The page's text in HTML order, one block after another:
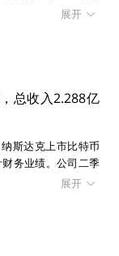
发出提示前约 7
美元。 相关出售期
算。 本月另一大比
储备公司 Strategy
，所得约 1.05 亿美
比特币变现计划获
息及其他义务；该
价格出售将形成账
展开
总收入2.288亿
斯达克上市比特币
务业绩。公司二季
850 万美元，净亏
元。二季度 BTC 挖
司现金及受限现金
元。 AI 云业务方
展开